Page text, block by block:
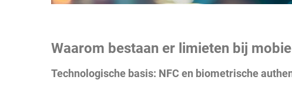
Waarom bestaan er limieten bij
Technologische basis: NFC en biometrische